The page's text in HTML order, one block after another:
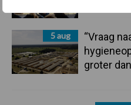
5 aug
“Vraag
groter